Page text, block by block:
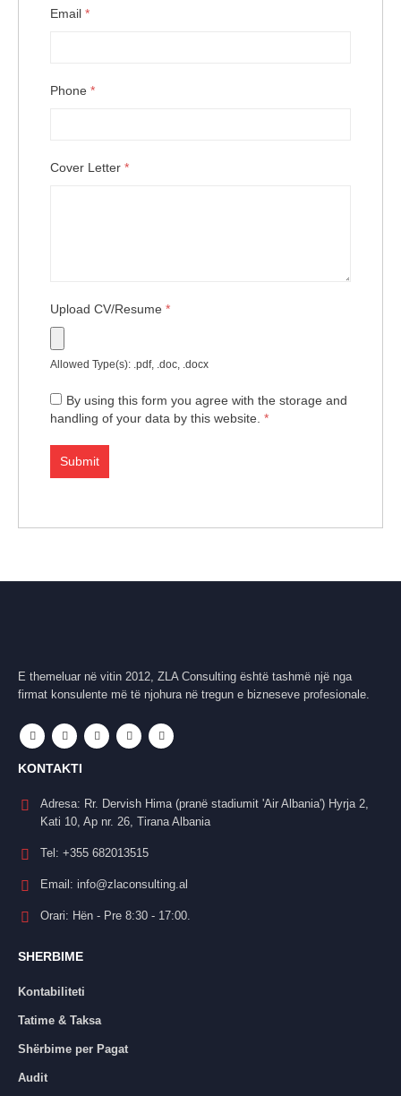
Email *
Phone *
Cover Letter *
Upload CV/Resume *
Allowed Type(s): .pdf, .doc, .docx
By using this form you agree with the storage and
handling of your data by this website. *
E themeluar në vitin 2012, ZLA Consulting është tashmë një nga
firmat konsulente më të njohura në tregun e bizneseve profesionale.
KONTAKTI
Adresa: Rr. Dervish Hima (pranë stadiumit 'Air Albania') Hyrja 2,
Kati 10, Ap nr. 26, Tirana Albania
Tel: +355 682013515
Email: info@zlaconsulting.al
Orari: Hën - Pre 8:30 - 17:00.
SHERBIME
Kontabiliteti
Tatime & Taksa
Shërbime per Pagat
Audit